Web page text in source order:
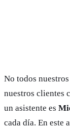
No todos
nuestros clientes
un asistente es
cada día. En este